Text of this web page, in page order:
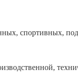
спортивных,